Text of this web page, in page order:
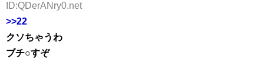
ID:QDerANry0.net
>>22
クソちゃうわ
ブチ○すぞ